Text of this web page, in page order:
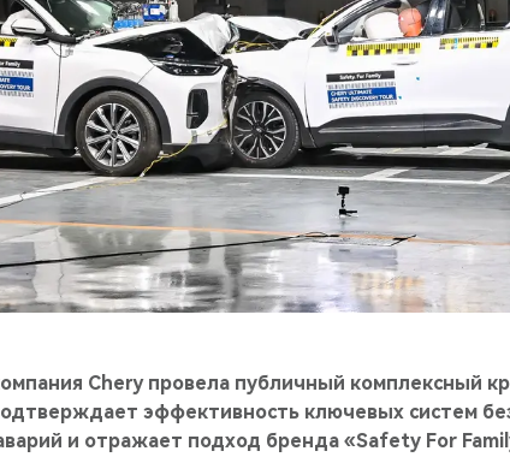
Chery провела публичный комплексный
эффективность ключевых систем
и отражает подход бренда «Safety For